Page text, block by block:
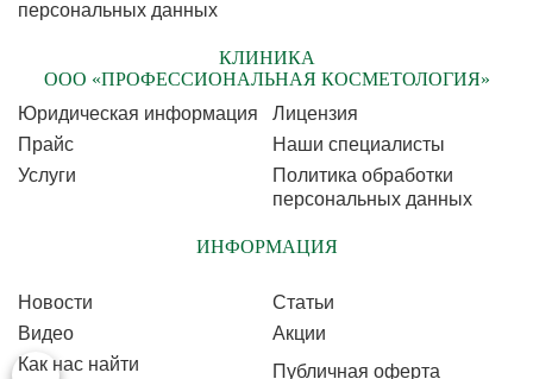
персональных данных
КЛИНИКА
ООО «ПРОФЕССИОНАЛЬНАЯ КОСМЕТОЛОГИЯ»
Юридическая информация
Лицензия
Прайс
Наши специалисты
Услуги
Политика обработки
персональных данных
ИНФОРМАЦИЯ
Новости
Статьи
Видео
Акции
Как нас найти
Публичная оферта